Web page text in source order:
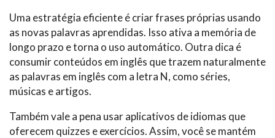
Uma estratégia eficiente é criar frases próprias usando
as novas palavras aprendidas. Isso ativa a memória de
longo prazo e torna o uso automático. Outra dica é
consumir conteúdos em inglês que trazem naturalmente
as palavras em inglês com a letra N, como séries,
músicas e artigos.
Também vale a pena usar aplicativos de idiomas que
oferecem quizzes e exercícios. Assim, você se mantém